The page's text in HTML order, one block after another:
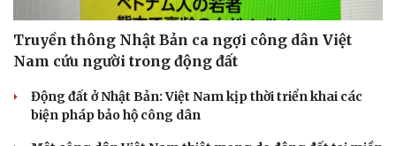
Truyền thông Nhật Bản ca ngợi công dân Việt
Nam cứu người trong động đất
Động đất ở Nhật Bản: Việt Nam kịp thời triển khai các
biện pháp bảo hộ công dân